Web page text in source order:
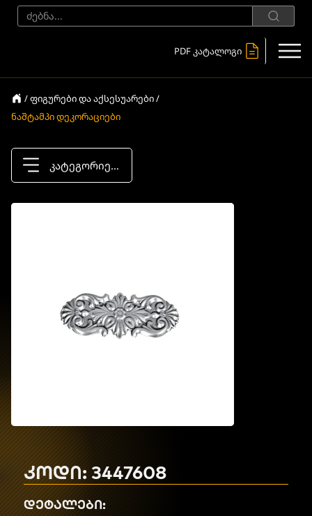
PDF კატალოგი
/ ფიგურები და აქსესუარები /
ნაშტამპი დეკორაციები
კატეგორიები
კოდი: 3447608
დეტალები: